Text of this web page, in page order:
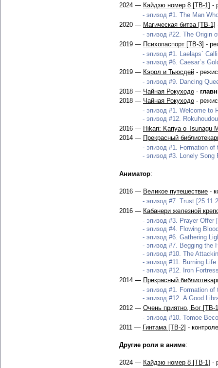
2024 — Кайдзю номер 8 [ТВ-1] -
- эпизод #1. The Man
2020 — Магическая битва [ТВ-1]
- эпизод #22. The Origin
2019 — Психопаспорт [ТВ-3] -
- эпизод #1. Laelaps`
- эпизод #6. Caesar`s
2019 — Кэрол и Тьюсдей -
- эпизод #9. Dancing
2018 — Чайная Рокуходо -
2018 — Чайная Рокуходо -
- эпизод #1. Welcome to
- эпизод #12.
2016 — Hikari: Kariya o Tsunagu
2014 — Прекрасный
- эпизод #1. Formation of
- эпизод #3. Lonely Song
Аниматор:
2016 — Великое путешествие -
- эпизод #7. Trust
2016 — Кабанери железной
- эпизод #3. Prayer Offer
- эпизод #4. Flowing
- эпизод #6. Gathering
- эпизод #7. Begging the
- эпизод #10. The
- эпизод #11. Burning
- эпизод #12. Iron
2014 — Прекрасный
- эпизод #1. Formation of
- эпизод #12. A Good
2012 — Очень приятно, Бог [ТВ-
- эпизод #10. Tomoe
2011 — Гинтама [ТВ-2] -
Другие роли в аниме:
2024 — Кайдзю номер 8 [ТВ-1] -